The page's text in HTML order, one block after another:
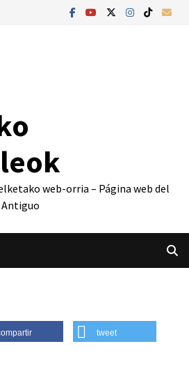
web-orria – Página web del
Antiguo
tweet